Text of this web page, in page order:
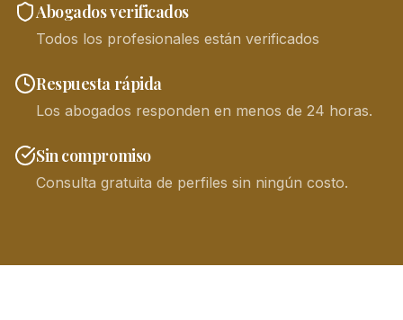
Abogados verificados
Todos los profesionales están verificados
Respuesta rápida
Los abogados responden en menos de 24 horas.
Sin compromiso
Consulta gratuita de perfiles sin ningún costo.